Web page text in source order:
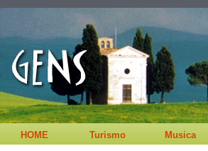
HOME Turismo Musica